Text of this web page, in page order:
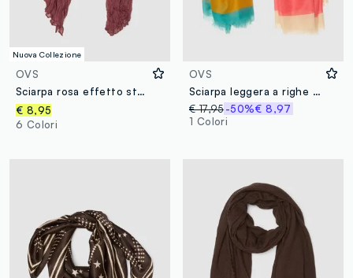
Nuova Collezione
OVS
Sciarpa rosa effetto stropicciato semitrasparente
€ 8,95
6 Colori
OVS
Sciarpa leggera a righe multicolor
€ 17,95 -50%€ 8,97
1 Colori